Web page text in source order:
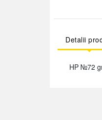
Detalii
HP №72